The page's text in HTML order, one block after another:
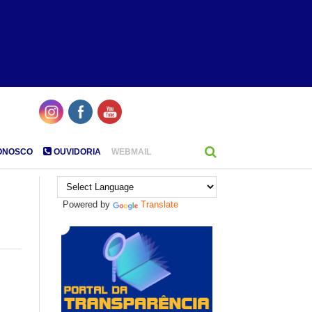
OUVIDORIA WEBMAIL
Powered by Translate